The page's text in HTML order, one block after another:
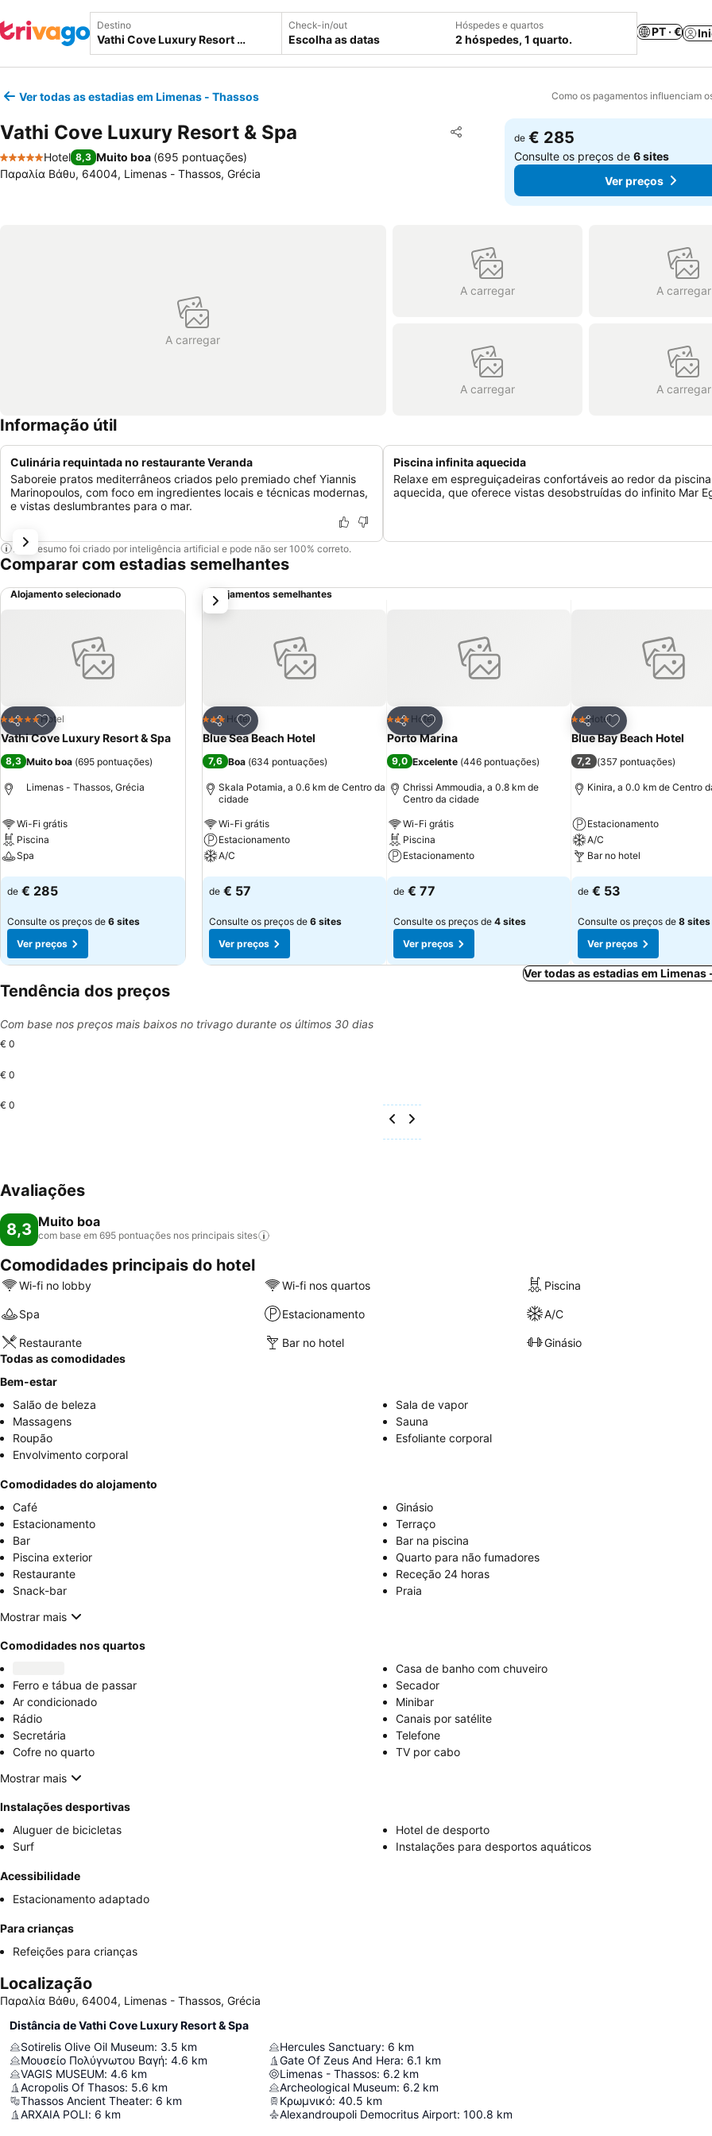
Destino Check-in/out
Escolha as datas
Hóspedes e quartos
2 hóspedes, 1 quarto.
PT · €
Ver todas as estadias em Limenas - Thassos Como os pagamentos influenciam
Vathi Cove Luxury Resort & Spa Partilhar
Adicionar aos favoritos
5 Estrelas
Hotel 8,3 Muito boa (695 pontuações)
Παραλία Βάθυ, 64004, Limenas - Thassos, Grécia
de € 285
Consulte os preços de6 sites
Ver preços
A carregar
A carregar A carregar
A carregar A carregar
Informação útil
Culinária requintada no restaurante Veranda
Saboreie pratos mediterrâneos criados pelo premiado chef Yiannis
Marinopoulos, com foco em ingredientes locais e técnicas modernas,
e vistas deslumbrantes para o mar.
Piscina infinita aquecida
Relaxe em espreguiçadeiras confortáveis ao redor da
aquecida, que oferece vistas desobstruídas do infinito Mar
Este resumo foi criado por inteligência artificial e pode não ser 100% correto.
Comparar com estadias semelhantes
Alojamento selecionado
Partilhar
Adicionar aos favoritos
5 EstrelasHotel
Vathi Cove Luxury Resort & Spa
8,3 Muito boa (695 pontuações)
Limenas - Thassos, Grécia
Wi-Fi grátis
Piscina
Spa
Ver preços
de € 285
Consulte os preços de 6 sites
Ver preços
Alojamentos semelhantes
Partilhar
Adicionar aos favoritos
3 Estrelas
Hotel
Blue Sea Beach Hotel
7,6 Boa (634 pontuações)
Skala Potamia, a 0.6 km de Centro da
cidade
Wi-Fi grátis
Estacionamento
A/C
Ver preços
de € 57
Consulte os preços de 6 sites
Ver preços
Partilhar
Adicionar aos favoritos
3 Estrelas
Hotel
Porto Marina
9,0 Excelente (446 pontuações)
Chrissi Ammoudia, a 0.8 km de
Centro da cidade
Wi-Fi grátis
Piscina
Estacionamento
Ver preços
de € 77
Consulte os preços de 4 sites
Ver preços
Partilhar
Adicionar aos
2 Estrelas
Hotel
Blue Bay Beach Hotel
7,2 (357 pontuações)
Kinira, a 0.0 km de Centro
Estacionamento
A/C
Bar no hotel
Ver preços
de € 53
Consulte os preços de 8 sites
Ver preços
próximo
Ver todas as estadias em Limenas
Tendência dos preços
Com base nos preços mais baixos no trivago durante os últimos 30 dias
€ 0
€ 0
€ 0
Avaliações
8,3 Muito boa
com base em 695 pontuações nos principais sites
Comodidades principais do hotel
Wi-fi no lobby Wi-fi nos quartos Piscina
Spa Estacionamento A/C
Restaurante Bar no hotel
Ginásio
Todas as comodidades
Bem-estar
Salão de beleza
Sala de vapor
Massagens
Sauna
Roupão
Esfoliante corporal
Envolvimento corporal
Comodidades do alojamento
Café
Ginásio
Estacionamento
Terraço
Bar
Bar na piscina
Piscina exterior
Quarto para não fumadores
Restaurante
Receção 24 horas
Snack-bar
Praia
Mostrar mais
Comodidades nos quartos
Casa de banho com chuveiro
Ferro e tábua de passar
Secador
Ar condicionado
Minibar
Rádio
Canais por satélite
Secretária
Telefone
Cofre no quarto
TV por cabo
Mostrar mais
Instalações desportivas
Aluguer de bicicletas
Hotel de desporto
Surf
Instalações para desportos aquáticos
Acessibilidade
Estacionamento adaptado
Para crianças
Refeições para crianças
Localização
Παραλία Βάθυ, 64004, Limenas - Thassos, Grécia
Distância de Vathi Cove Luxury Resort & Spa
Sotirelis Olive Oil Museum: 3.5 km
Μουσείο Πολύγνωτου Βαγή: 4.6 km
VAGIS MUSEUM: 4.6 km
Acropolis Of Thasos: 5.6 km
Thassos Ancient Theater: 6 km
ARXAIA POLI: 6 km
Hercules Sanctuary: 6 km
Gate Of Zeus And Hera: 6.1 km
Limenas - Thassos: 6.2 km
Archeological Museum: 6.2 km
Κρωμνικό: 40.5 km
Alexandroupoli Democritus Airport: 100.8 km